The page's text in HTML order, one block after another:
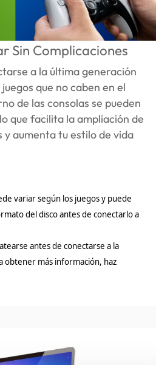
Sin Complicaciones
a la última generación
que no caben en el
de las consolas se pueden
que facilita la ampliación de
y aumenta tu estilo de vida
variar según los juegos y puede
del disco antes de conectarlo a
antes de conectarse a la
obtener más información, haz